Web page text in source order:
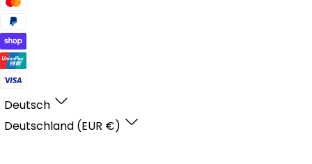
Deutsch
Deutschland (EUR €)